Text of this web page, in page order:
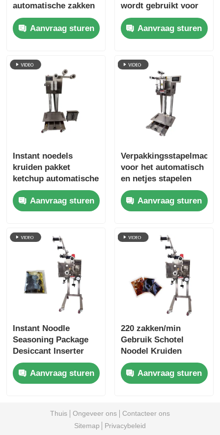
automatische zakken
stapelmachine hoge
efficiëntie kosten te
verminderen
Aanvraag sturen
wordt gebruikt voor
geautomatiseerde
verpakkingsapparatuur
in de
industrie
Aanvraag sturen
Instant noedels
kruiden pakket
ketchup automatische
zak stapelmachine
om secundaire
vervuiling te
Aanvraag sturen
voor het automatisch
en netjes stapelen
van kruiden zonder
handmatig stapelen
Aanvraag sturen
Instant Noodle
Seasoning Package
Desiccant Inserter
Machine 220
zakken/min
Aanvraag sturen
220 zakken/min
Gebruik Schotel
Noodel Kruiden
Pakket Dispenser
Roestvrij staal
Aanvraag sturen
Thuis Ongeveer ons
Contacteer ons
Sitemap
Privacybeleid